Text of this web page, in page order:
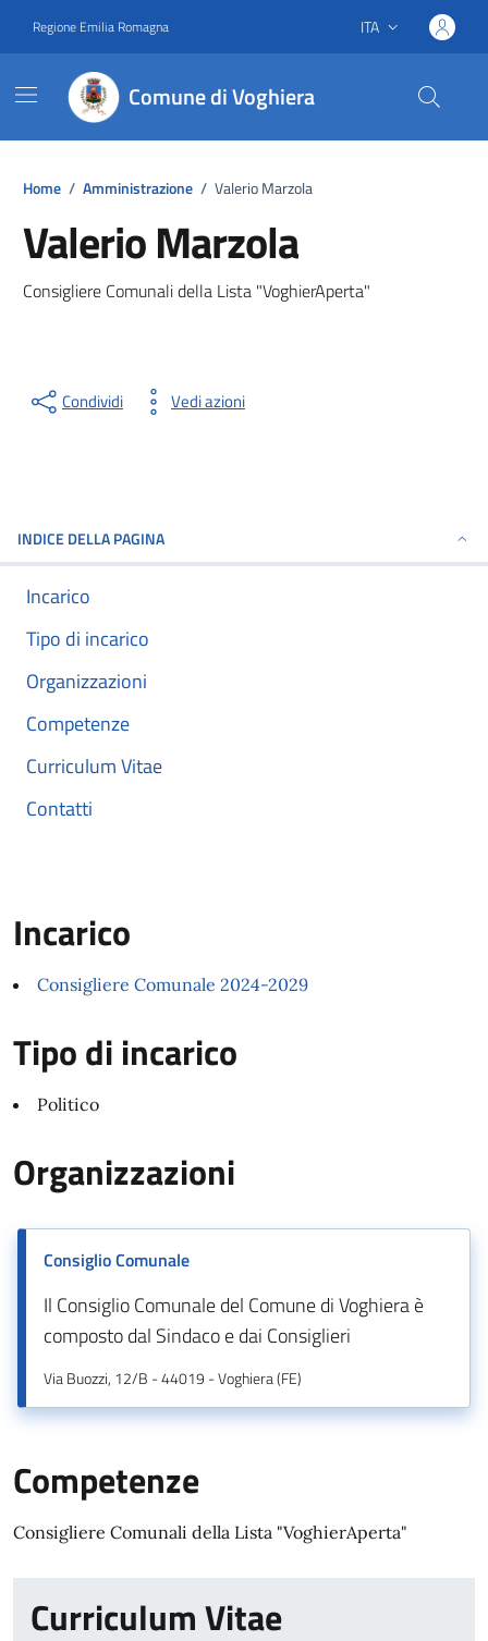
Regione Emilia Romagna Lingua attiva:
ITA
Comune di Voghiera
Home / Amministrazione / Valerio Marzola
Valerio Marzola
Consigliere Comunali della Lista "VoghierAperta"
Condividi Vedi azioni
INDICE DELLA PAGINA
Incarico
Tipo di incarico
Organizzazioni
Competenze
Curriculum Vitae
Contatti
Incarico
Consigliere Comunale 2024-2029
Tipo di incarico
Politico
Organizzazioni
Consiglio Comunale
Il Consiglio Comunale del Comune di Voghiera è
composto dal Sindaco e dai Consiglieri
Via Buozzi, 12/B - 44019 - Voghiera (FE)
Competenze
Consigliere Comunali della Lista "VoghierAperta"
Curriculum Vitae